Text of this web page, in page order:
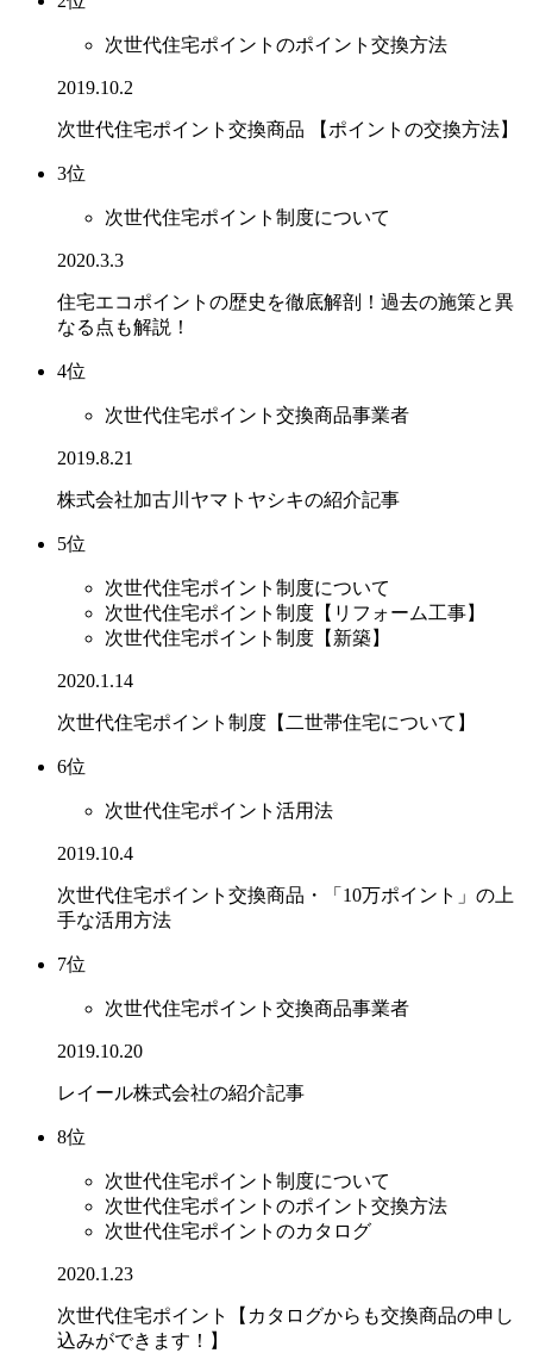
次世代住宅ポイントのポイント交換方法
2019.10.2
次世代住宅ポイント交換商品 【ポイントの交換方法】
3位
次世代住宅ポイント制度について
2020.3.3
住宅エコポイントの歴史を徹底解剖！過去の施策と異
なる点も解説！
4位
次世代住宅ポイント交換商品事業者
2019.8.21
株式会社加古川ヤマトヤシキの紹介記事
5位
次世代住宅ポイント制度について
次世代住宅ポイント制度【リフォーム工事】
次世代住宅ポイント制度【新築】
2020.1.14
次世代住宅ポイント制度【二世帯住宅について】
6位
次世代住宅ポイント活用法
2019.10.4
次世代住宅ポイント交換商品・「10万ポイント」の上
手な活用方法
7位
次世代住宅ポイント交換商品事業者
2019.10.20
レイール株式会社の紹介記事
8位
次世代住宅ポイント制度について
次世代住宅ポイントのポイント交換方法
次世代住宅ポイントのカタログ
2020.1.23
次世代住宅ポイント【カタログからも交換商品の申し
込みができます！】